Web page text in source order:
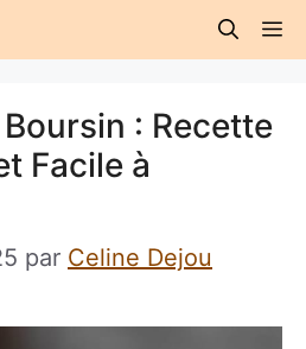
: Recette
Facile à
par Celine Dejou